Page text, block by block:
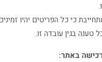
כי כל הפריטים יהיו
בגין עובדה זו.